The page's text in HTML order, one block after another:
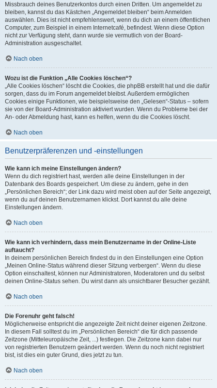
Missbrauch deines Benutzerkontos durch einen Dritten. Um angemeldet zu
bleiben, kannst du das Kästchen „Angemeldet bleiben“ beim Anmelden
auswählen. Dies ist nicht empfehlenswert, wenn du dich an einem öffentlichen
Computer, zum Beispiel in einem Internetcafé, befindest. Wenn diese Option
nicht zur Verfügung steht, dann wurde sie vermutlich von der Board-
Administration ausgeschaltet.
Nach oben
Wozu ist die Funktion „Alle Cookies löschen“?
„Alle Cookies löschen“ löscht die Cookies, die phpBB erstellt hat und die dafür
sorgen, dass du im Forum angemeldet bleibst. Außerdem ermöglichen
Cookies einige Funktionen, wie beispielsweise den „Gelesen“-Status – sofern
sie von der Board-Administration aktiviert wurden. Wenn du Probleme bei der
An- oder Abmeldung hast, kann es helfen, wenn du die Cookies löscht.
Nach oben
Benutzerpräferenzen und -einstellungen
Wie kann ich meine Einstellungen ändern?
Wenn du dich registriert hast, werden alle deine Einstellungen in der
Datenbank des Boards gespeichert. Um diese zu ändern, gehe in den
„Persönlichen Bereich“; der Link dazu wird meist oben auf der Seite angezeigt,
wenn du auf deinen Benutzernamen klickst. Dort kannst du alle deine
Einstellungen ändern.
Nach oben
Wie kann ich verhindern, dass mein Benutzername in der Online-Liste
auftaucht?
In deinem persönlichen Bereich findest du in den Einstellungen eine Option
„Meinen Online-Status während dieser Sitzung verbergen“. Wenn du diese
Option einschaltest, können nur Administratoren, Moderatoren und du selbst
deinen Online-Status sehen. Du wirst dann als unsichtbarer Besucher gezählt.
Nach oben
Die Forenuhr geht falsch!
Möglicherweise entspricht die angezeigte Zeit nicht deiner eigenen Zeitzone.
In diesem Fall solltest du im „Persönlichen Bereich“ die für dich passende
Zeitzone (Mitteleuropäische Zeit, ...) festlegen. Die Zeitzone kann dabei nur
von registrierten Benutzern geändert werden. Wenn du noch nicht registriert
bist, ist dies ein guter Grund, dies jetzt zu tun.
Nach oben